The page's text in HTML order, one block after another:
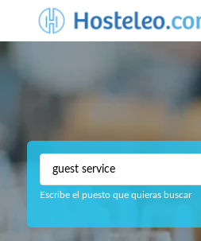
Escribe el puesto que quieras buscar